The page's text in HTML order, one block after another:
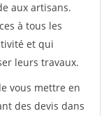
aux artisans.
à tous les
et qui
leurs travaux.
vous mettre en
des devis dans